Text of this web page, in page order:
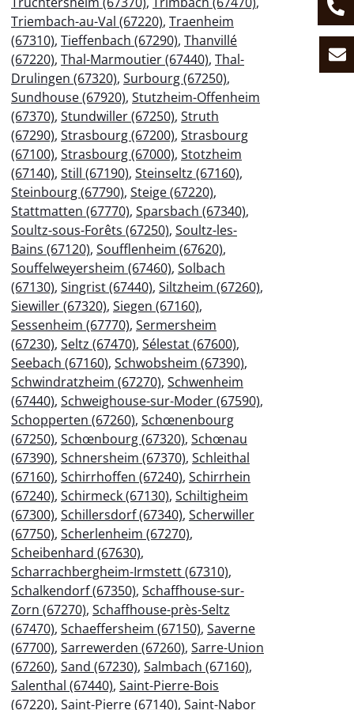
Triembach-au-Val (67220), Traenheim
(67310), Tieffenbach (67290), Thanvillé
(67220), Thal-Marmoutier (67440), Thal-
Drulingen (67320), Surbourg (67250),
Sundhouse (67920), Stutzheim-Offenheim
(67370), Stundwiller (67250), Struth
(67290), Strasbourg (67200), Strasbourg
(67100), Strasbourg (67000), Stotzheim
(67140), Still (67190), Steinseltz (67160),
Steinbourg (67790), Steige (67220),
Stattmatten (67770), Sparsbach (67340),
Soultz-sous-Forêts (67250), Soultz-les-
Bains (67120), Soufflenheim (67620),
Souffelweyersheim (67460), Solbach
(67130), Singrist (67440), Siltzheim (67260),
Siewiller (67320), Siegen (67160),
Sessenheim (67770), Sermersheim
(67230), Seltz (67470), Sélestat (67600),
Seebach (67160), Schwobsheim (67390),
Schwindratzheim (67270), Schwenheim
(67440), Schweighouse-sur-Moder (67590),
Schopperten (67260), Schœnenbourg
(67250), Schœnbourg (67320), Schœnau
(67390), Schnersheim (67370), Schleithal
(67160), Schirrhoffen (67240), Schirrhein
(67240), Schirmeck (67130), Schiltigheim
(67300), Schillersdorf (67340), Scherwiller
(67750), Scherlenheim (67270),
Scheibenhard (67630),
Scharrachbergheim-Irmstett (67310),
Schalkendorf (67350), Schaffhouse-sur-
Zorn (67270), Schaffhouse-près-Seltz
(67470), Schaeffersheim (67150), Saverne
(67700), Sarrewerden (67260), Sarre-Union
(67260), Sand (67230), Salmbach (67160),
Salenthal (67440), Saint-Pierre-Bois
(67220), Saint-Pierre (67140), Saint-Nabor